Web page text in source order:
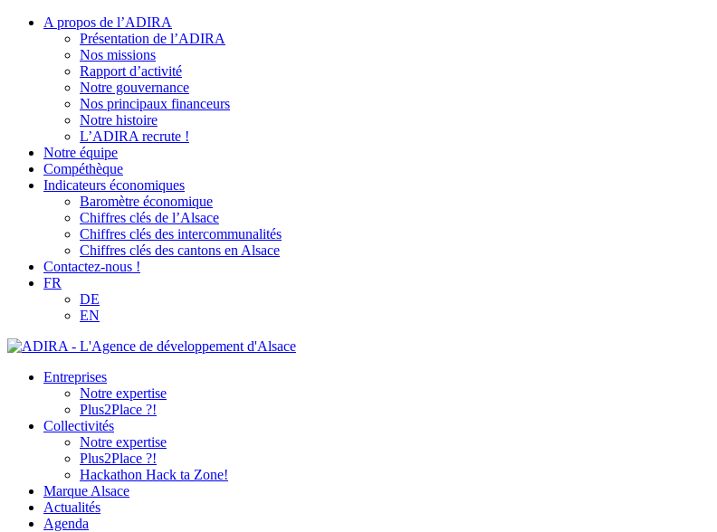
A propos de l’ADIRA
Présentation de l’ADIRA
Nos missions
Rapport d’activité
Notre gouvernance
Nos principaux financeurs
Notre histoire
L’ADIRA recrute !
Notre équipe
Compéthèque
Indicateurs économiques
Baromètre économique
Chiffres clés de l’Alsace
Chiffres clés des intercommunalités
Chiffres clés des cantons en Alsace
Contactez-nous !
FR
DE
EN
Entreprises
Notre expertise
Plus2Place ?!
Collectivités
Notre expertise
Plus2Place ?!
Hackathon Hack ta Zone!
Marque Alsace
Actualités
Agenda